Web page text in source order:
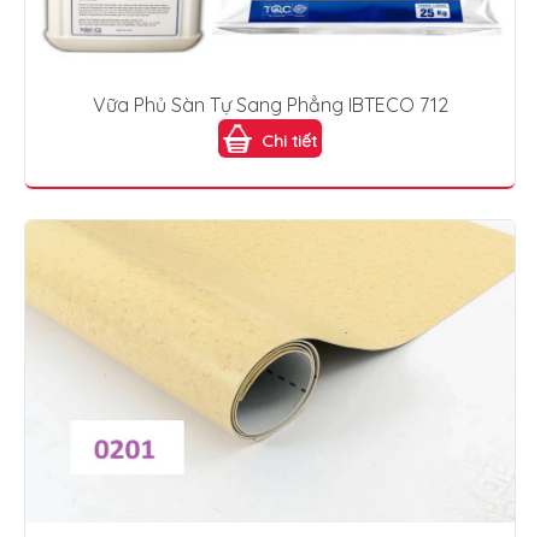
Vữa Phủ Sàn Tự Sang Phẳng IBTECO 712
Chi tiết